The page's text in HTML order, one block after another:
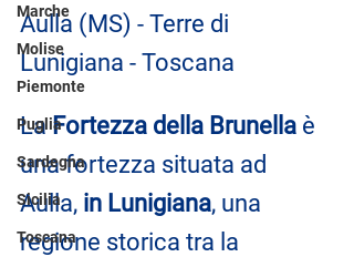
Marche
Molise
Piemonte
Puglia
Sardegna
Sicilia
Toscana
Aulla (MS) - Terre di
Lunigiana - Toscana
La Fortezza della Brunella è
una fortezza situata ad
Aulla, in Lunigiana, una
regione storica tra la